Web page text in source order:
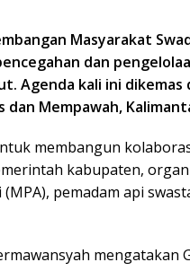
Masyarakat
dan
Agenda kali ini dikemas
dan Mempawah,
membangun
kabupaten,
pemadam api
mengatakan